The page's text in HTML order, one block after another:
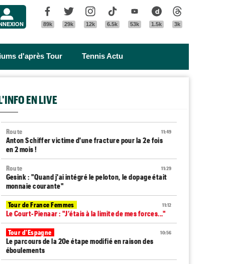
Facebook
89k
Twitter
29k
Instagram
12k
Tik Tok
6.5k
Youtube
53k
Dailymotion
1.5k 3k
d'après Tour Tennis Actu
EN LIVE
11:49
Route
Anton Schiffer victime d'une fracture pour la 2e fois
en 2 mois !
11:29
Route
Gesink : "Quand j'ai intégré le peloton, le dopage était
monnaie courante"
11:12
Tour de France Femmes
Le Court-Pienaar : "J’étais à la limite de mes forces..."
10:56
Tour d'Espagne
Le parcours de la 20e étape modifié en raison des
éboulements